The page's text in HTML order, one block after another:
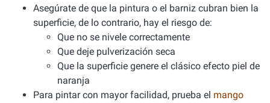
Asegúrate de que la pintura o el barniz cubran bien la
superficie, de lo contrario, hay el riesgo de:
Que no se nivele correctamente
Que deje pulverización seca
Que la superficie genere el clásico efecto piel de
naranja
Para pintar con mayor facilidad, prueba el mango